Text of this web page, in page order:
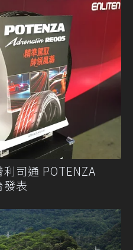
司通 POTENZA
表